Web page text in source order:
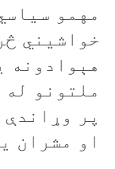
مهمو
خواشيني
هېوادونه
ملتونو
پر
او مشران